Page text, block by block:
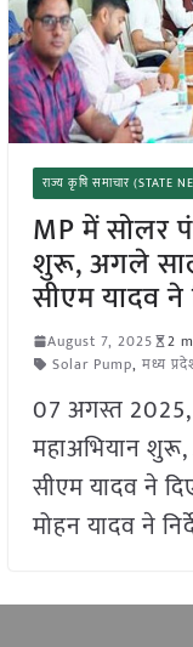
राज्य कृषि समाचार (STATE
MP में सोलर
शुरू, अगले
सीएम यादव ने
August 7, 2025
2
Solar Pump, मध्य
07 अगस्त 2025,
महाअभियान
सीएम यादव ने
मोहन यादव ने